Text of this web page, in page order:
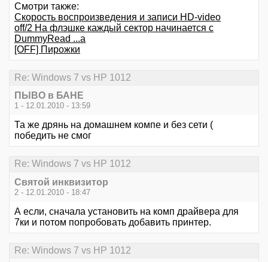
Смотри также:
Скорость воспроизведения и записи HD-video
off/2 На флэшке каждый сектор начинается с
DummyRead ...а
[OFF] Пирожки
Re: Windows 7 vs HP 1012
ПЫВО в БАНЕ
1 - 12.01.2010 - 13:59
Та же дрянь на домашнем компе и без сети (
победить не смог
Re: Windows 7 vs HP 1012
Святой инквизитор
2 - 12.01.2010 - 18:47
А если, сначала установить на комп драйвера для
7ки и потом попробовать добавить принтер.
Re: Windows 7 vs HP 1012